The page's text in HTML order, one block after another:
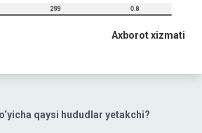
qaysi hududlar yetakchi?
Axborot xizmati